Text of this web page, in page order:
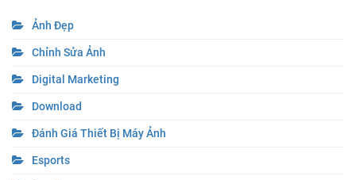
Ảnh Đẹp
Chỉnh Sửa Ảnh
Digital Marketing
Download
Đánh Giá Thiết Bị Máy Ảnh
Esports